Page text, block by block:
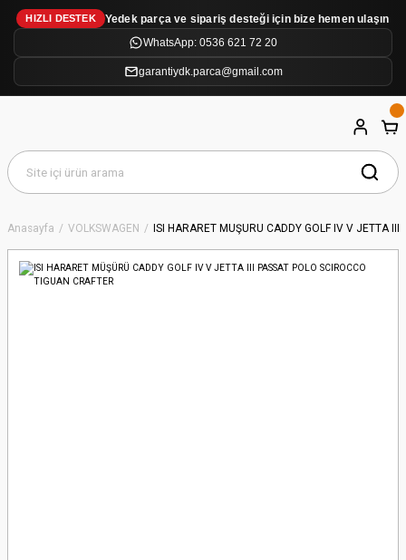
HIZLI DESTEK
Yedek parça ve sipariş desteği için bize hemen ulaşın
WhatsApp: 0536 621 72 20
garantiydk.parca@gmail.com
Anasayfa VOLKSWAGEN ISI HARARET MÜŞÜRÜ CADDY GOLF IV V JETTA